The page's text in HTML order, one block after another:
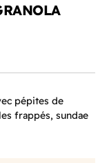
pépites de
frappés, sundae